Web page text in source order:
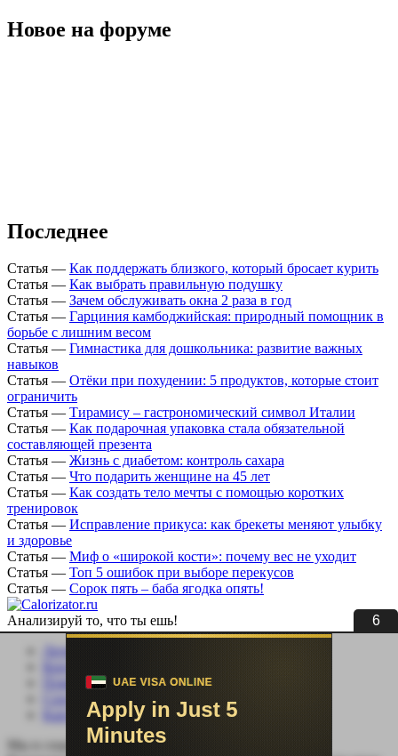
5
Новое на форуме
Последнее
Статья — Как поддержать близкого, который бросает курить
Статья — Как выбрать правильную подушку
Статья — Зачем обслуживать окна 2 раза в год
Статья — Гарциния камбоджийская: природный помощник в
борьбе с лишним весом
Статья — Гимнастика для дошкольника: развитие важных
навыков
Статья — Отёки при похудении: 5 продуктов, которые стоит
ограничить
Статья — Тирамису – гастрономический символ Италии
Статья — Как подарочная упаковка стала обязательной
составляющей презента
Статья — Жизнь с диабетом: контроль сахара
Статья — Что подарить женщине на 45 лет
Статья — Как создать тело мечты с помощью коротких
тренировок
Статья — Исправление прикуса: как брекеты меняют улыбку
и здоровье
Статья — Миф о «широкой кости»: почему вес не уходит
Статья — Топ 5 ошибок при выборе перекусов
Статья — Сорок пять – баба ягодка опять!
Анализируй то, что ты ешь!
Личный кабинет
Помощь сайту
Соцсети
Карта сайта
Мы в социальных сетях: